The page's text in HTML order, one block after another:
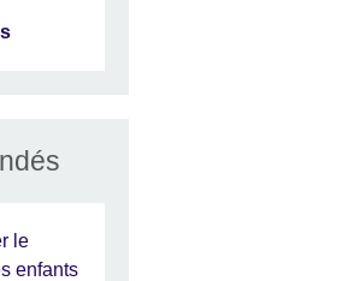
le
enfants